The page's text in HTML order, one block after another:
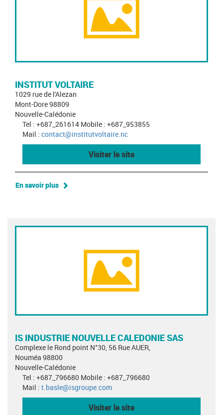
INSTITUT VOLTAIRE
1029 rue de l'Alezan
Mont-Dore 98809
Nouvelle-Calédonie
Tel : +687_261614 Mobile : +687_953855
Mail : contact@institutvoltaire.nc
Visiter le site
En savoir plus
IS INDUSTRIE NOUVELLE CALEDONIE SAS
Complexe le Rond point N°30, 56 Rue AUER,
Nouméa 98800
Nouvelle-Calédonie
Tel : +687_796680 Mobile : +687_796680
Mail : t.basle@isgroupe.com
Visiter le site